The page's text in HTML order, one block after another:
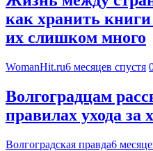
как хранить
их слишком много
WomanHit.ru6 месяцев спустя
Волгоградцам
правилах ухода за
Волгоградская правда6